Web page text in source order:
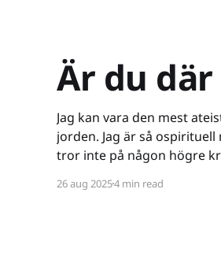
Är du där
Jag kan vara den mest
jorden. Jag är så ospirituell man kan vara. Jag
tror inte på någon högre
och öde - till den grad att
26 aug 20254 min read